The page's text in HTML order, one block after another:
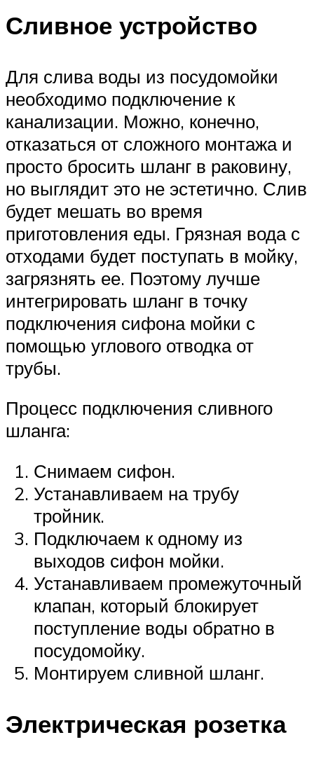
Сливное устройство
Для слива воды из посудомойки
необходимо подключение к
канализации. Можно, конечно,
отказаться от сложного монтажа и
просто бросить шланг в раковину,
но выглядит это не эстетично. Слив
будет мешать во время
приготовления еды. Грязная вода с
отходами будет поступать в мойку,
загрязнять ее. Поэтому лучше
интегрировать шланг в точку
подключения сифона мойки с
помощью углового отводка от
трубы.
Процесс подключения сливного
шланга:
Снимаем сифон.
Устанавливаем на трубу
тройник.
Подключаем к одному из
выходов сифон мойки.
Устанавливаем промежуточный
клапан, который блокирует
поступление воды обратно в
посудомойку.
Монтируем сливной шланг.
Электрическая розетка